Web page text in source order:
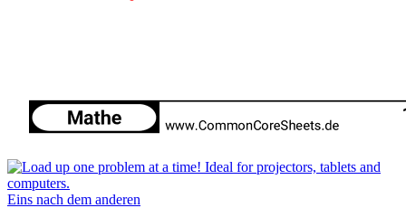
Eins nach dem anderen